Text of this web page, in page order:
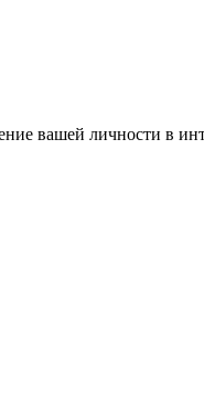
вашей личности в